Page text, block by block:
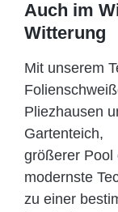
Auch im
Witterung
Mit unserem
Pliezhausen
Gartenteich,
größerer Pool
modernste
zu einer